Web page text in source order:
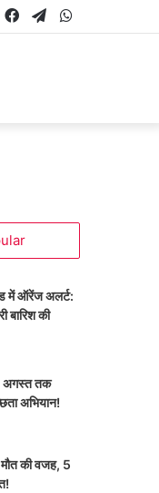
Telegram
Facebook
में ऑरेंज अलर्ट:
बारिश की
तक
अभियान!
की वजह, 5